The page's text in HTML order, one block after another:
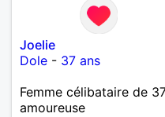
Joelie
Dole - 37 ans
Femme célibataire de
amoureuse